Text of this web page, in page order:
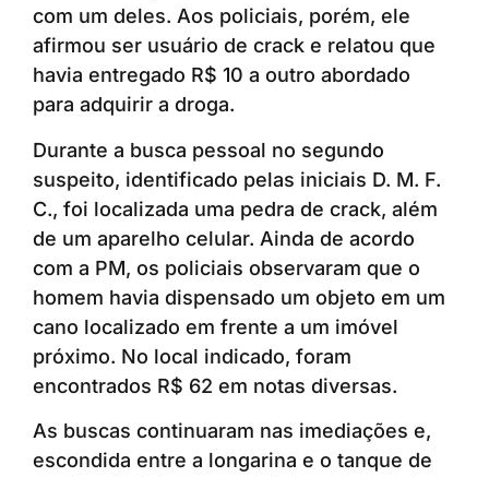
com um deles. Aos policiais, porém, ele
afirmou ser usuário de crack e relatou que
havia entregado R$ 10 a outro abordado
para adquirir a droga.
Durante a busca pessoal no segundo
suspeito, identificado pelas iniciais D. M. F.
C., foi localizada uma pedra de crack, além
de um aparelho celular. Ainda de acordo
com a PM, os policiais observaram que o
homem havia dispensado um objeto em um
cano localizado em frente a um imóvel
próximo. No local indicado, foram
encontrados R$ 62 em notas diversas.
As buscas continuaram nas imediações e,
escondida entre a longarina e o tanque de